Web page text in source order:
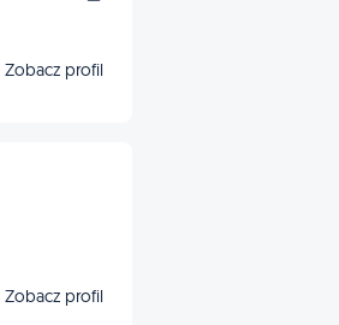
Zobacz profil
Zobacz profil